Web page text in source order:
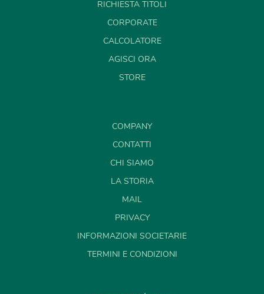
RICHIESTA TITOLI
CORPORATE
CALCOLATORE
AGISCI ORA
STORE
COMPANY
CONTATTI
CHI SIAMO
LA STORIA
MAIL
PRIVACY
INFORMAZIONI SOCIETARIE
TERMINI E CONDIZIONI